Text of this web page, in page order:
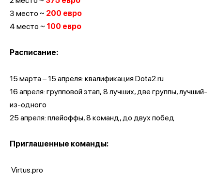
3 место ~ 200 евро
4 место ~ 100 евро
Расписание:
15 марта – 15 апреля: квалификация Dota2.ru
16 апреля: групповой этап, 8 лучших, две группы, лучший-
из-одного
25 апреля: плейоффы, 8 команд, до двух побед
Приглашенные команды:
Virtus.pro